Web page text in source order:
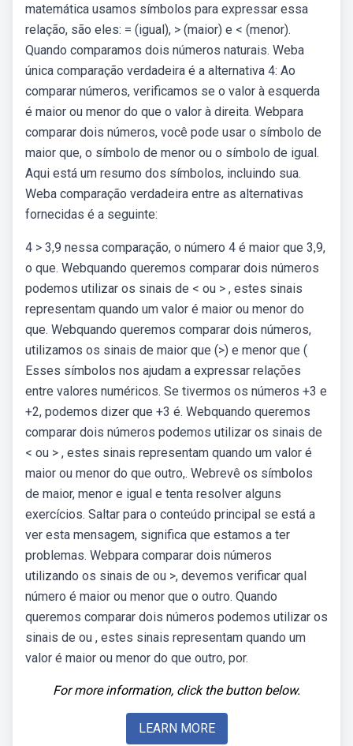
matemática usamos símbolos para expressar essa
relação, são eles: = (igual), > (maior) e < (menor).
Quando comparamos dois números naturais. Weba
única comparação verdadeira é a alternativa 4: Ao
comparar números, verificamos se o valor à esquerda
é maior ou menor do que o valor à direita. Webpara
comparar dois números, você pode usar o símbolo de
maior que, o símbolo de menor ou o símbolo de igual.
Aqui está um resumo dos símbolos, incluindo sua.
Weba comparação verdadeira entre as alternativas
fornecidas é a seguinte:
4 > 3,9 nessa comparação, o número 4 é maior que 3,9,
o que. Webquando queremos comparar dois números
podemos utilizar os sinais de < ou > , estes sinais
representam quando um valor é maior ou menor do
que. Webquando queremos comparar dois números,
utilizamos os sinais de maior que (>) e menor que (
Esses símbolos nos ajudam a expressar relações
entre valores numéricos. Se tivermos os números +3 e
+2, podemos dizer que +3 é. Webquando queremos
comparar dois números podemos utilizar os sinais de
< ou > , estes sinais representam quando um valor é
maior ou menor do que outro,. Webrevê os símbolos
de maior, menor e igual e tenta resolver alguns
exercícios. Saltar para o conteúdo principal se está a
ver esta mensagem, significa que estamos a ter
problemas. Webpara comparar dois números
utilizando os sinais de ou >, devemos verificar qual
número é maior ou menor que o outro. Quando
queremos comparar dois números podemos utilizar os
sinais de ou , estes sinais representam quando um
valor é maior ou menor do que outro, por.
For more information, click the button below.
LEARN MORE